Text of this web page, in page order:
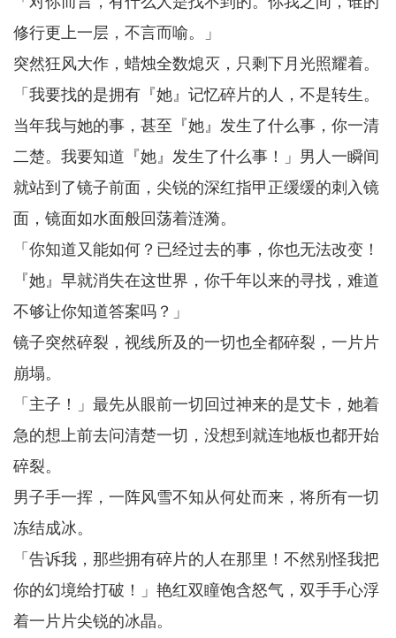
修行更上一层，不言而喻。」
突然狂风大作，蜡烛全数熄灭，只剩下月光照耀着。
「我要找的是拥有『她』记忆碎片的人，不是转生。
当年我与她的事，甚至『她』发生了什么事，你一清
二楚。我要知道『她』发生了什么事！」男人一瞬间
就站到了镜子前面，尖锐的深红指甲正缓缓的刺入镜
面，镜面如水面般回荡着涟漪。
「你知道又能如何？已经过去的事，你也无法改变！
『她』早就消失在这世界，你千年以来的寻找，难道
不够让你知道答案吗？」
镜子突然碎裂，视线所及的一切也全都碎裂，一片片
崩塌。
「主子！」最先从眼前一切回过神来的是艾卡，她着
急的想上前去问清楚一切，没想到就连地板也都开始
碎裂。
男子手一挥，一阵风雪不知从何处而来，将所有一切
冻结成冰。
「告诉我，那些拥有碎片的人在那里！不然别怪我把
你的幻境给打破！」艳红双瞳饱含怒气，双手手心浮
着一片片尖锐的冰晶。